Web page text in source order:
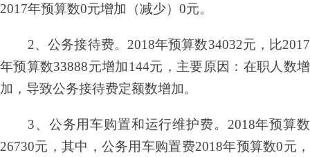
2017年预算数0元增加（减少）0元。
2、公务接待费。2018年预算数34032元，比2017
年预算数33888元增加144元，主要原因：在职人数增
加，导致公务接待费定额数增加。
3、公务用车购置和运行维护费。2018年预算数
26730元，其中，公务用车购置费2018年预算数0元，